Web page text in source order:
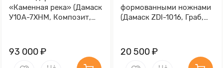
«Каменная река» (Дамаск
У10А-7ХНМ, Композит,
93 000 ₽
формованными ножнами
(Дамаск ZDI-1016, Граб,
20 500 ₽